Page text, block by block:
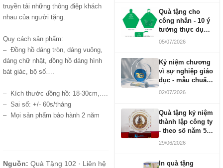
truyền tải những thông điệp khách
nhau của người tặng.
Quy cách sản phẩm:
– Đồng hồ dáng tròn, dáng vuông,
dáng chữ nhật, đồng hồ dáng hình
bát giác, bộ số….
– Kích thước đồng hồ: 18-30cm,….
– Sai số: +/- 60s/tháng
– Mọi sản phẩm bảo hành 2 năm
Nguồn: Quà Tặng 102 · Liên hệ
Quà tặng cho
công nhân - 10 ý
tưởng thực dụng
ngân sách 100-
05/07/2026
Kỷ niệm chương
vì sự nghiệp giáo
dục - mẫu chuẩn
2026
02/07/2026
Quà tặng kỷ niệm
thành lập công ty
- theo số năm 5,
10, 20, 30, 50
29/06/2026
In quà tặng